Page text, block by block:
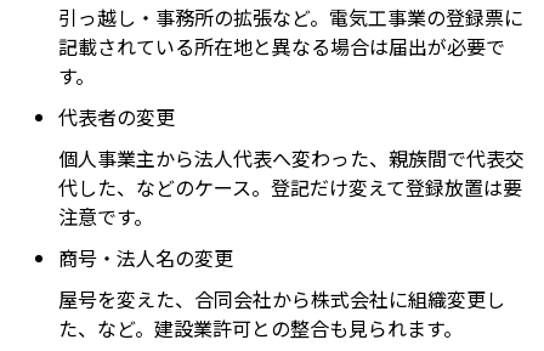
引っ越し・事務所の拡張など。電気工事業の登録票に
記載されている所在地と異なる場合は届出が必要で
す。
代表者の変更
個人事業主から法人代表へ変わった、親族間で代表交
代した、などのケース。登記だけ変えて登録放置は要
注意です。
商号・法人名の変更
屋号を変えた、合同会社から株式会社に組織変更し
た、など。建設業許可との整合も見られます。